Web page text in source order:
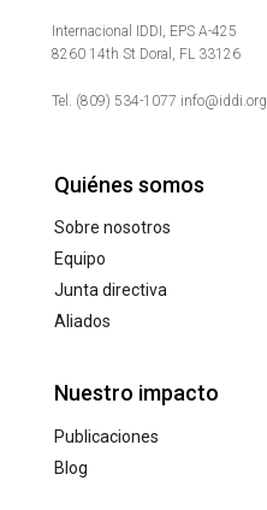
Internacional IDDI, EPS A-425
8260 14th St Doral, FL 33126
Tel. (809) 534-1077 info@iddi.org
Quiénes somos
Sobre nosotros
Equipo
Junta directiva
Aliados
Nuestro impacto
Publicaciones
Blog